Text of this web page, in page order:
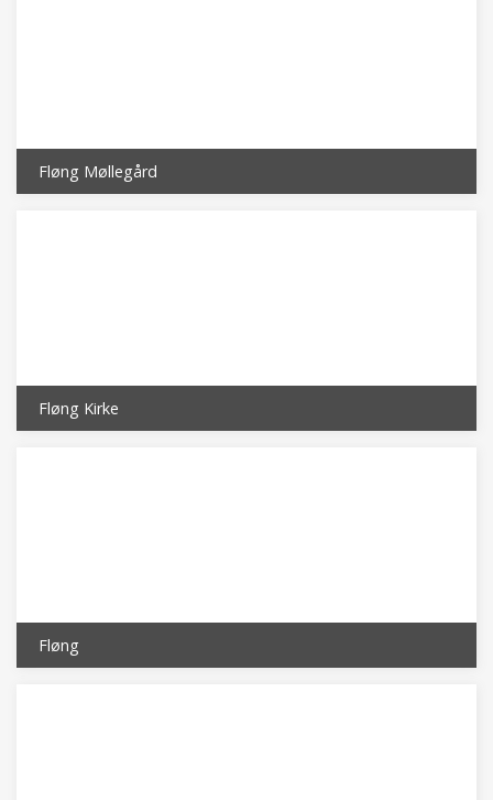
Fløng Møllegård
Fløng Kirke
Fløng